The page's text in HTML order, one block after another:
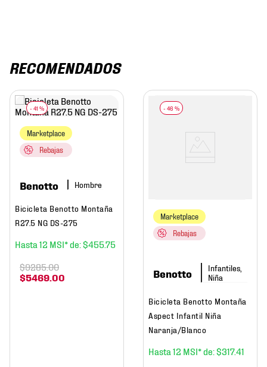
RECOMENDADOS
- 41 %
Marketplace
Rebajas
Benotto Hombre
Bicicleta Benotto Montaña
R27.5 NG DS-275
12 $45575
$5469.00
$9285.00
- 46 %
Marketplace
Rebajas
Benotto
Infantiles,
Niña
Bicicleta Benotto Montaña
Aspect Infantil Niña
Naranja/Blanco
12 $317.41